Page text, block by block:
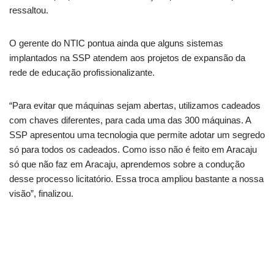
ressaltou.
O gerente do NTIC pontua ainda que alguns sistemas
implantados na SSP atendem aos projetos de expansão da
rede de educação profissionalizante.
“Para evitar que máquinas sejam abertas, utilizamos cadeados
com chaves diferentes, para cada uma das 300 máquinas. A
SSP apresentou uma tecnologia que permite adotar um segredo
só para todos os cadeados. Como isso não é feito em Aracaju
só que não faz em Aracaju, aprendemos sobre a condução
desse processo licitatório. Essa troca ampliou bastante a nossa
visão”, finalizou.